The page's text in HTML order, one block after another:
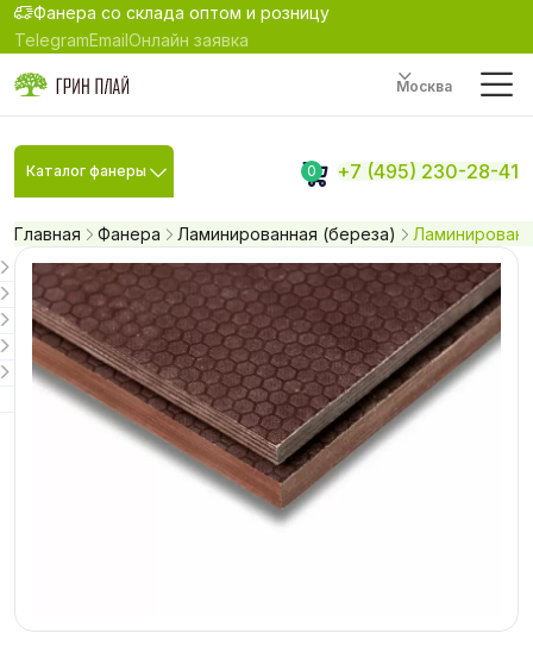
Фанера со склада оптом и розницу
TelegramEmailОнлайн заявка
Москва
Каталог фанеры 0 +7 (495) 230-28-41
Главная Фанера Ламинированная (береза)